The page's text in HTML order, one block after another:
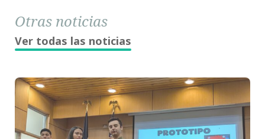
Otras noticias
Ver todas las noticias